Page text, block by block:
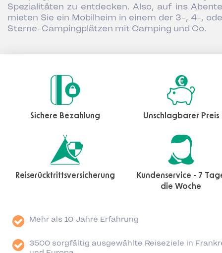
Spezialitäten zu entdecken. Also, auf ins
mieten Sie ein Mobilheim in einem der 3-, 4-,
Sterne-Campingplätzen mit Camping und Co.
Sichere Bezahlung Unschlagbarer Preis
Reiserücktrittsversicherung
Kundenservice - 7
die Woche
Mehr als 10 Jahre Erfahrung
3500 sorgfältig ausgewählte Reiseziele in